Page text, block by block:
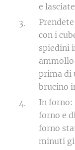
e
con i
spiedini
prima di
brucino
In forno:
forno e
forno
minuti